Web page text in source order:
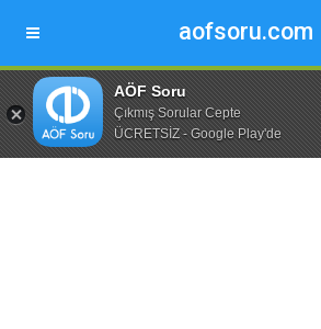
aofsoru.com
AÖF Soru
Çıkmış Sorular Cepte
ÜCRETSİZ - Google Play'de